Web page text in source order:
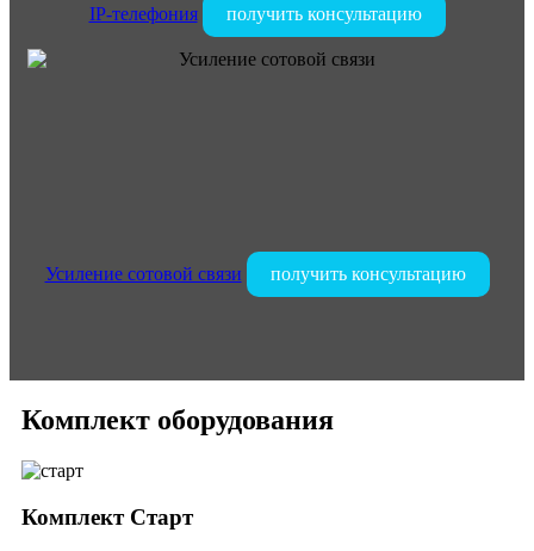
IP-телефония получить консультацию
Усиление сотовой связи получить консультацию
Комплект оборудования
Комплект Старт